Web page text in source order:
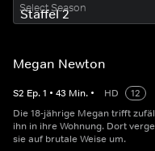
Select Season
Megan Newton
S2 Ep.1 • 43 Min. • HD
12
Die 18-jährige Megan trifft
ihn in ihre Wohnung. Dort
sie auf brutale Weise um.